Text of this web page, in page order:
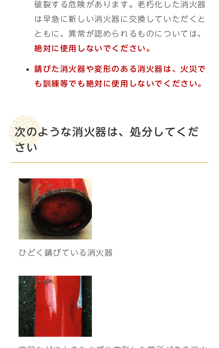
破裂する危険があります。老朽化した消火器
は早急に新しい消火器に交換していただくと
ともに、異常が認められるものについては、
絶対に使用しないでください。
錆びた消火器や変形のある消火器は、火災で
も訓練等でも絶対に使用しないでください。
次のような消火器は、処分してくだ
さい
ひどく錆びている消火器